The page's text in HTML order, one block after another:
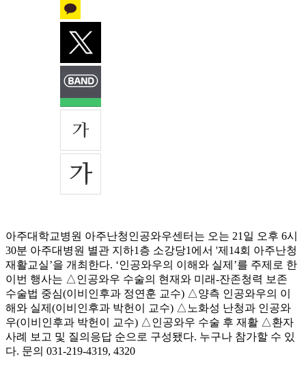
아주대학교병원 아주난청인공와우센터는 오는 21일 오후 6시
30분 아주대병원 별관 지하1층 소강당1에서 '제14회 아주난청
재활교실’을 개최한다. ‘인공와우의 이해와 실제’를 주제로 한
이번 행사는 △인공와우 수술의 현재와 미래-잔존청력 보존
수술법 중심(이비인후과 정연훈 교수) △양측 인공와우의 이
해와 실제(이비인후과 박헌이 교수) △노화성 난청과 인공와
우(이비인후과 박헌이 교수) △인공와우 수술 후 재활 △환자
사례 보고 및 질의응답 순으로 구성됐다. 누구나 참가할 수 있
다. 문의 031-219-4319, 4320